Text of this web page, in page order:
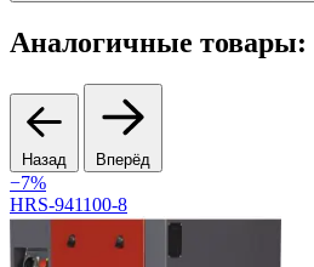
Аналогичные товары:
Назад Вперёд
−7%
HRS-941100-8